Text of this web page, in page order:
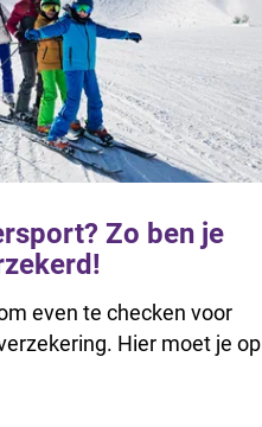
Zo ben je
even te checken voor
Hier moet je op